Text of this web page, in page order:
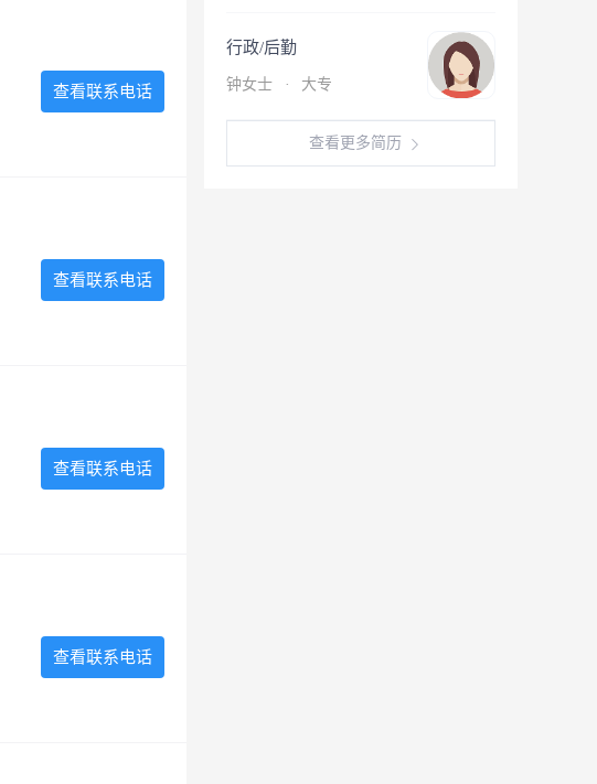
行政/后勤
钟女士 · 大专
查看更多简历
查看联系电话
查看联系电话
查看联系电话
查看联系电话